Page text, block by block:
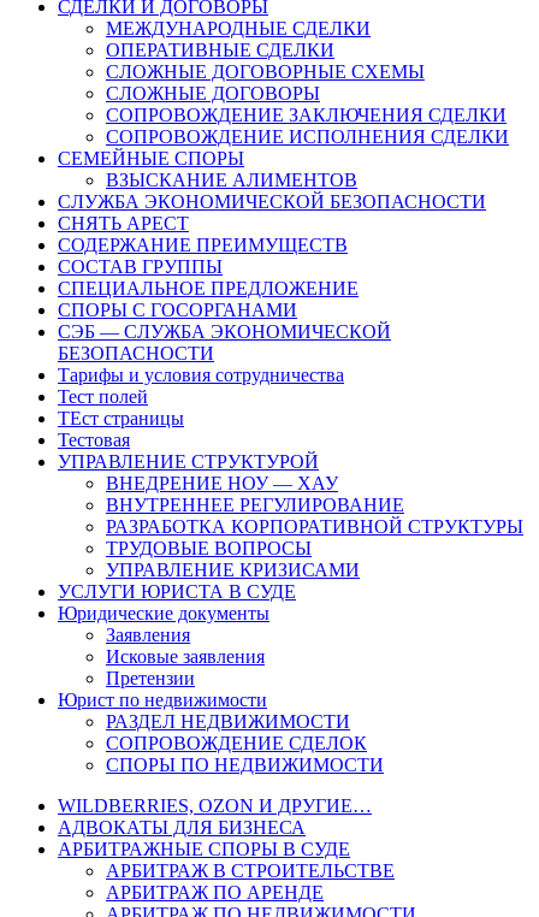
СДЕЛКИ И ДОГОВОРЫ
МЕЖДУНАРОДНЫЕ СДЕЛКИ
ОПЕРАТИВНЫЕ СДЕЛКИ
СЛОЖНЫЕ ДОГОВОРНЫЕ СХЕМЫ
СЛОЖНЫЕ ДОГОВОРЫ
СОПРОВОЖДЕНИЕ ЗАКЛЮЧЕНИЯ СДЕЛКИ
СОПРОВОЖДЕНИЕ ИСПОЛНЕНИЯ СДЕЛКИ
СЕМЕЙНЫЕ СПОРЫ
ВЗЫСКАНИЕ АЛИМЕНТОВ
СЛУЖБА ЭКОНОМИЧЕСКОЙ БЕЗОПАСНОСТИ
СНЯТЬ АРЕСТ
СОДЕРЖАНИЕ ПРЕИМУЩЕСТВ
СОСТАВ ГРУППЫ
СПЕЦИАЛЬНОЕ ПРЕДЛОЖЕНИЕ
СПОРЫ С ГОСОРГАНАМИ
СЭБ — СЛУЖБА ЭКОНОМИЧЕСКОЙ
БЕЗОПАСНОСТИ
Тарифы и условия сотрудничества
Тест полей
ТЕст страницы
Тестовая
УПРАВЛЕНИЕ СТРУКТУРОЙ
ВНЕДРЕНИЕ НОУ — ХАУ
ВНУТРЕННЕЕ РЕГУЛИРОВАНИЕ
РАЗРАБОТКА КОРПОРАТИВНОЙ СТРУКТУРЫ
ТРУДОВЫЕ ВОПРОСЫ
УПРАВЛЕНИЕ КРИЗИСАМИ
УСЛУГИ ЮРИСТА В СУДЕ
Юридические документы
Заявления
Исковые заявления
Претензии
Юрист по недвижимости
РАЗДЕЛ НЕДВИЖИМОСТИ
СОПРОВОЖДЕНИЕ СДЕЛОК
СПОРЫ ПО НЕДВИЖИМОСТИ
WILDBERRIES, OZON И ДРУГИЕ…
АДВОКАТЫ ДЛЯ БИЗНЕСА
АРБИТРАЖНЫЕ СПОРЫ В СУДЕ
АРБИТРАЖ В СТРОИТЕЛЬСТВЕ
АРБИТРАЖ ПО АРЕНДЕ